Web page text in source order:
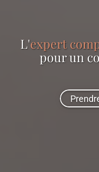
L'expert
pourun